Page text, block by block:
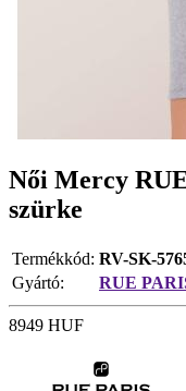
Női Mercy
szürke
Termékkód: RV-SK-
Gyártó:
RUE
8949 HUF